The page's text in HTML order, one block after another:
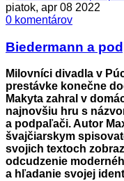
piatok, apr 08 2022
0 komentárov
Biedermann a
Milovníci divadla v
prestávke konečne
Makyta zahral v
najnovšiu hru s
a podpaľači. Autor
švajčiarskym
svojich textoch
odcudzenie
a hľadanie svojej